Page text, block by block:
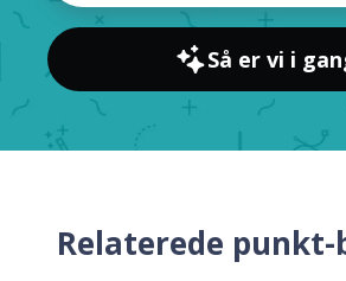
Så er vi i
Relaterede